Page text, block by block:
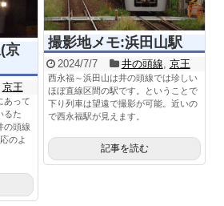
撮影地メモ:浜田山駅
2024/7/7 井の頭線 京王
西永福～浜田山は井の頭線では珍しい
ほぼ直線区間の駅です。ということで
下り列車は望遠で撮影が可能。近いの
で西永福駅が見えます。
記事を読む
京
京王
あって
るた
の頭線
のよ